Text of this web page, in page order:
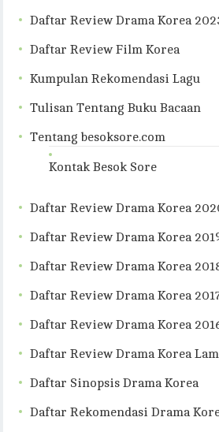
Daftar Review Drama Korea
Daftar Review Film Korea
Kumpulan Rekomendasi Lagu
Tulisan Tentang Buku Bacaan
Tentang besoksore.com
Kontak Besok Sore
Daftar Review Drama Korea
Daftar Review Drama Korea
Daftar Review Drama Korea
Daftar Review Drama Korea
Daftar Review Drama Korea
Daftar Review Drama Korea
Daftar Sinopsis Drama Korea
Daftar Rekomendasi Drama